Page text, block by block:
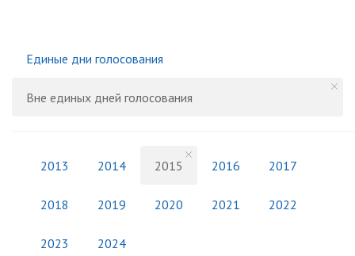
Единые дни голосования
Вне единых дней голосования
2013 2014 2015 2016 2017
2018 2019 2020 2021 2022
2023 2024